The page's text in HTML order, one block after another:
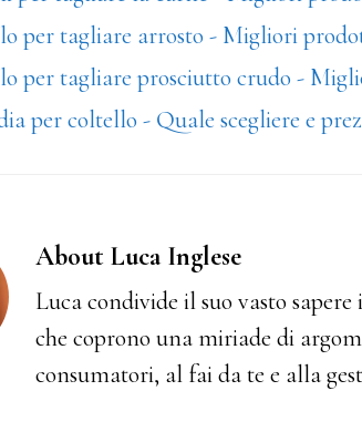
per tagliare arrosto - Migliori
per tagliare prosciutto crudo -
per coltello - Quale scegliere e
About Luca Inglese
Luca condivide il suo vasto
che coprono una miriade di
consumatori, al fai da te e alla